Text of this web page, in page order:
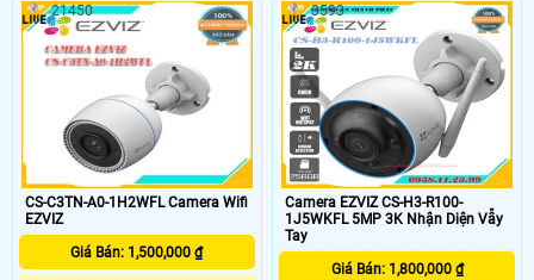
CS-C3TN-A0-1H2WFL Camera Wifi
EZVIZ
Giá Bán: 1,500,000 ₫
21450
Camera EZVIZ CS-H3-R100-
1J5WKFL 5MP 3K Nhận Diện Vẫy
Tay
Giá Bán: 1,800,000 ₫
3593